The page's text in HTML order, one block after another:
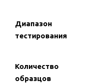
Диапазон
тестирования
Количество
образцов